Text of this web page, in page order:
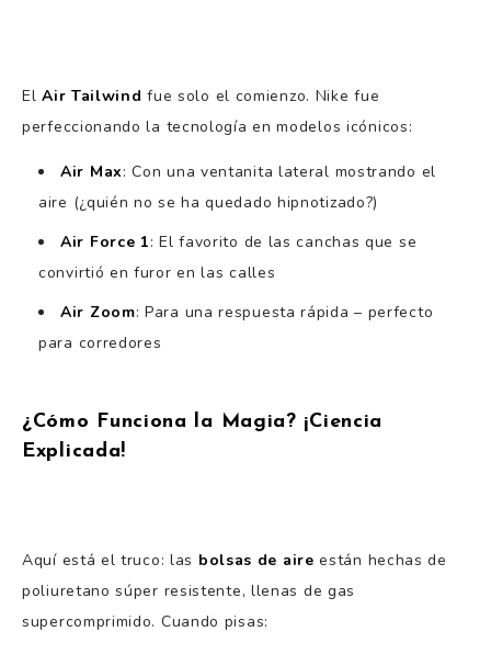
ElAir Tailwind fue solo el comienzo. Nike fue
perfeccionando la tecnología en modelos icónicos:
Air Max: Con una ventanita lateral mostrando el
aire (¿quién no se ha quedado hipnotizado?)
Air Force 1: El favorito de las canchas que se
convirtió en furor en las calles
Air Zoom: Para una respuesta rápida – perfecto
para corredores
¿Cómo Funciona la Magia? ¡Ciencia
Explicada!
Aquí está el truco: las bolsas de aire están hechas de
poliuretano súper resistente, llenas de gas
supercomprimido. Cuando pisas: